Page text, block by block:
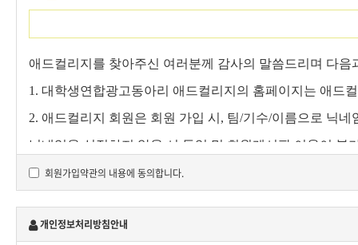
애드컬리지를 찾아주신 여러분께 감사의 말씀드리며 다
1. 대학생연합광고동아리 애드컬리지의 홈페이지는 애드
2. 애드컬리지 회원은 회원 가입 시, 팀/기수/이름으로 닉
닉네임을 설정하지 않을 시 등업 및 회원게시판 이용이 불
3. 애드컬리지는 광고에 관심 있는 많은 여러분께 더 가깝
배, 욕설, 비하 등 해를 끼치는 경우 이를 삭제하거나 이후
4.애드컬리지 홈페이지 내 모든 게시글에는 저작권이 있
회원가입약관의 내용에 동의합니다.
개인정보처리방침안내